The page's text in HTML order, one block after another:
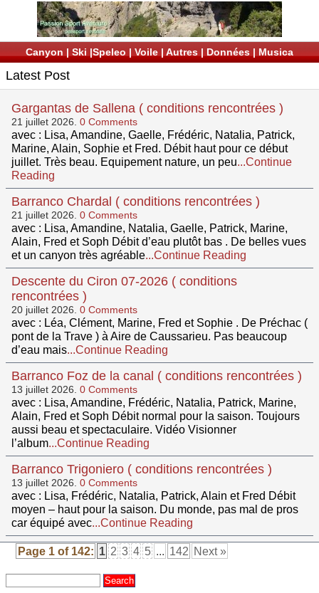
Canyon | Ski |Speleo | Voile | Autres | Données | Musica
Latest Post
Gargantas de Sallena ( conditions rencontrées )
21 juillet 2026. 0 Comments
avec : Lisa, Amandine, Gaelle, Frédéric, Natalia, Patrick,
Marine, Alain, Sophie et Fred. Débit haut pour ce début
juillet. Très beau. Equipement nature, un peu...Continue
Reading
Barranco Chardal ( conditions rencontrées )
21 juillet 2026. 0 Comments
avec : Lisa, Amandine, Natalia, Gaelle, Patrick, Marine,
Alain, Fred et Soph Débit d’eau plutôt bas . De belles vues
et un canyon très agréable...Continue Reading
Descente du Ciron 07-2026 ( conditions
rencontrées )
20 juillet 2026. 0 Comments
avec : Léa, Clément, Marine, Fred et Sophie . De Préchac (
pont de la Trave ) à Aire de Caussarieu. Pas beaucoup
d’eau mais...Continue Reading
Barranco Foz de la canal ( conditions rencontrées )
13 juillet 2026. 0 Comments
avec : Lisa, Amandine, Frédéric, Natalia, Patrick, Marine,
Alain, Fred et Soph Débit normal pour la saison. Toujours
aussi beau et spectaculaire. Vidéo Visionner
l’album...Continue Reading
Barranco Trigoniero ( conditions rencontrées )
13 juillet 2026. 0 Comments
avec : Lisa, Frédéric, Natalia, Patrick, Alain et Fred Débit
moyen – haut pour la saison. Du monde, pas mal de pros
car équipé avec...Continue Reading
Page 1 of 142: 1 2 3 4 5 ... 142 Next »